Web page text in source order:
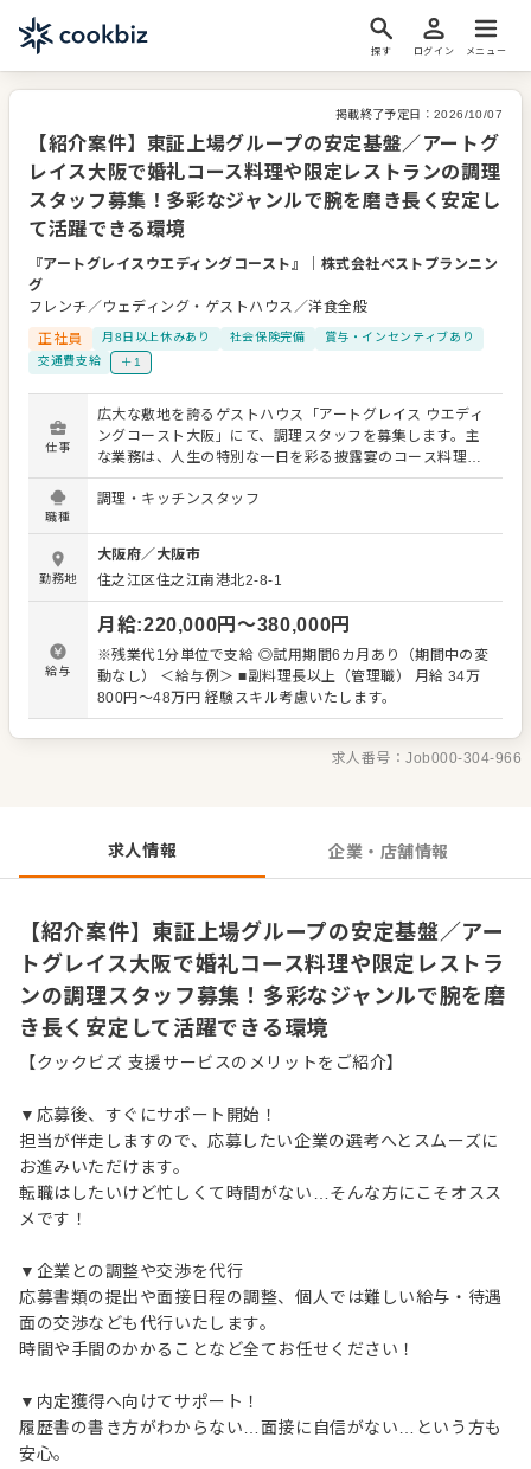
探す ログイン メニュー
掲載終了予定日： 2026/10/07
【紹介案件】東証上場グループの安定基盤／アートグ
レイス大阪で婚礼コース料理や限定レストランの調理
スタッフ募集！多彩なジャンルで腕を磨き長く安定し
て活躍できる環境
『アートグレイスウエディングコースト』
株式会社ベストプランニン
グ
フレンチ／ウェディング・ゲストハウス／洋食全般
正社員
月8日以上休みあり 社会保険完備
賞与・インセンティブあり
交通費支給
＋1
仕事
広大な敷地を誇るゲストハウス「アートグレイス ウエディ
ングコースト大阪」にて、調理スタッフを募集します。主
な業務は、人生の特別な一日を彩る披露宴のコース料理調
理です。その他にも、特別な会食やパーティー、期間限定
レストランでの調理など、多彩な経験を積める環境が整っ
ネ、イタリアンが中心ですが、お客様のご要望に合わせ、
趣向を凝らした一皿を手掛けるおもしろさも実感できま
す。 東証上場企業のグループとして、全国でブライダル・
ホテル・レストラン事業を展開する安定した経営基盤が強
みです。その中で調理部門を専門に担う「ベストプランニ
ング」の一員として、高い技術を持つ料理人たちと切磋琢
磨しながら成長できます。チームワークを大切にしなが
ら、本格的な技術を磨き、長く安定して活躍したい方に適
安定した基盤のもと、調理業務に専念できる環境です。婚
礼だけでなく、期間限定レストランやパーティーなど多彩
職種
調理・キッチンスタッフ
勤務地
大阪府／ 大阪市
住之江区住之江南港北2-8-1
給与
月給:220,000円〜380,000円
※残業代1分単位で支給 ◎試用期間6カ月あり（期間中の変
動なし） ＜給与例＞ ■副料理長以上（管理職） 月給 34万
800円～48万円 経験スキル考慮いたします。
求人番号：Job000-304-966
求人情報 企業・店舗情報
【紹介案件】東証上場グループの安定基盤／アー
トグレイス大阪で婚礼コース料理や限定レストラ
ンの調理スタッフ募集！多彩なジャンルで腕を磨
き長く安定して活躍できる環境
【クックビズ 支援サービスのメリットをご紹介】
▼応募後、すぐにサポート開始！
担当が伴走しますので、応募したい企業の選考へとスムーズに
お進みいただけます。
転職はしたいけど忙しくて時間がない…そんな方にこそオスス
メです！
▼企業との調整や交渉を代行
応募書類の提出や面接日程の調整、個人では難しい給与・待遇
面の交渉なども代行いたします。
時間や手間のかかることなど全てお任せください！
▼内定獲得へ向けてサポート！
履歴書の書き方がわからない…面接に自信がない…という方も
安心。